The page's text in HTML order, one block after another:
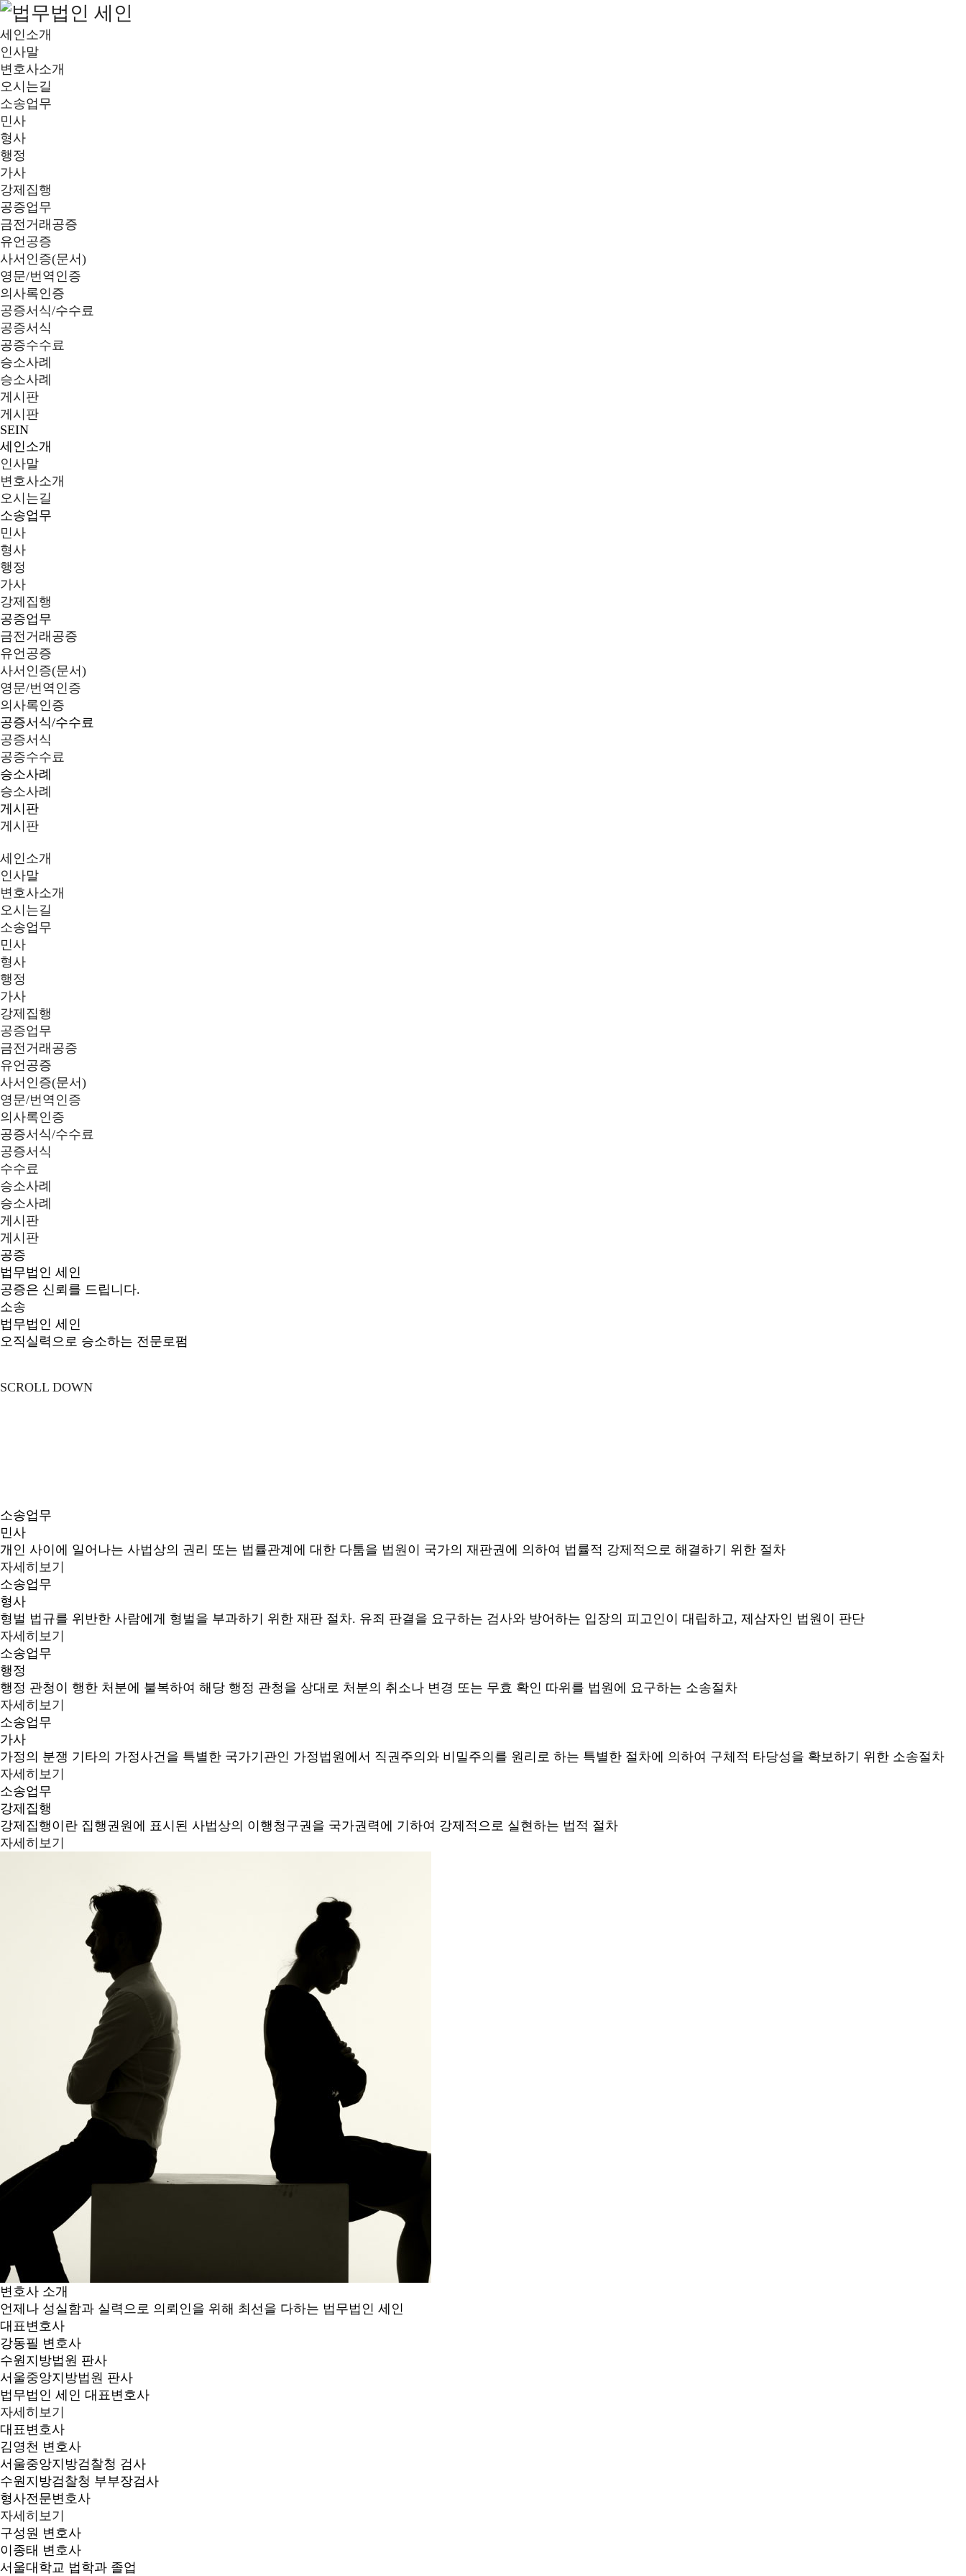
세인소개
인사말
변호사소개
오시는길
소송업무
민사
형사
행정
가사
강제집행
공증업무
금전거래공증
유언공증
사서인증(문서)
영문/번역인증
의사록인증
공증서식/수수료
공증서식
공증수수료
승소사례
승소사례
게시판
게시판
SEIN
세인소개
인사말
변호사소개
오시는길
소송업무
민사
형사
행정
가사
강제집행
공증업무
금전거래공증
유언공증
사서인증(문서)
영문/번역인증
의사록인증
공증서식/수수료
공증서식
공증수수료
승소사례
승소사례
게시판
게시판
세인소개
인사말
변호사소개
오시는길
소송업무
민사
형사
행정
가사
강제집행
공증업무
금전거래공증
유언공증
사서인증(문서)
영문/번역인증
의사록인증
공증서식/수수료
공증서식
수수료
승소사례
승소사례
게시판
게시판
공증
법무법인 세인
공증은 신뢰를 드립니다.
소송
법무법인 세인
오직실력으로 승소하는 전문로펌
SCROLL DOWN
소송업무
민사
개인 사이에 일어나는 사법상의 권리 또는 법률관계에 대한 다툼을 법원이 국가의 재판권에 의하여 법률적 강제적으로 해결하기 위한 절차
자세히보기
소송업무
형사
형벌 법규를 위반한 사람에게 형벌을 부과하기 위한 재판 절차. 유죄 판결을 요구하는 검사와 방어하는 입장의 피고인이 대립하고, 제삼자인 법원이 판단
자세히보기
소송업무
행정
행정 관청이 행한 처분에 불복하여 해당 행정 관청을 상대로 처분의 취소나 변경 또는 무효 확인 따위를 법원에 요구하는 소송절차
자세히보기
소송업무
가사
가정의 분쟁 기타의 가정사건을 특별한 국가기관인 가정법원에서 직권주의와 비밀주의를 원리로 하는 특별한 절차에 의하여 구체적 타당성을 확보하기 위한 소송절차
자세히보기
소송업무
강제집행
강제집행이란 집행권원에 표시된 사법상의 이행청구권을 국가권력에 기하여 강제적으로 실현하는 법적 절차
자세히보기
변호사 소개
언제나 성실함과 실력으로 의뢰인을 위해 최선을 다하는 법무법인 세인
대표변호사
강동필 변호사
수원지방법원 판사
서울중앙지방법원 판사
법무법인 세인 대표변호사
자세히보기
대표변호사
김영천 변호사
서울중앙지방검찰청 검사
수원지방검찰청 부부장검사
형사전문변호사
자세히보기
구성원 변호사
이종태 변호사
서울대학교 법학과 졸업